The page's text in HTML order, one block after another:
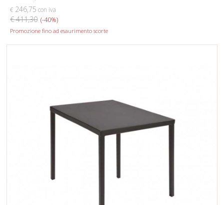
€ 246,75 con iva
€ 411,30 (-40%)
Promozione fino ad esaurimento scorte